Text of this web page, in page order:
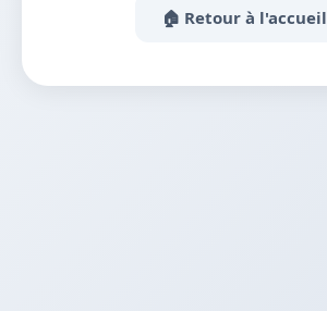
🏠 Retour à l'accueil